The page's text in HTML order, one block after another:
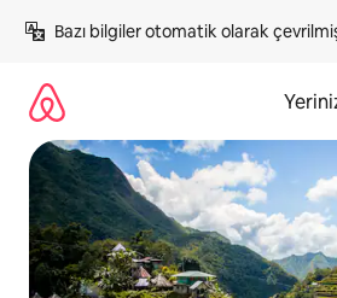
atla
Bazı bilgiler otomatik olarak